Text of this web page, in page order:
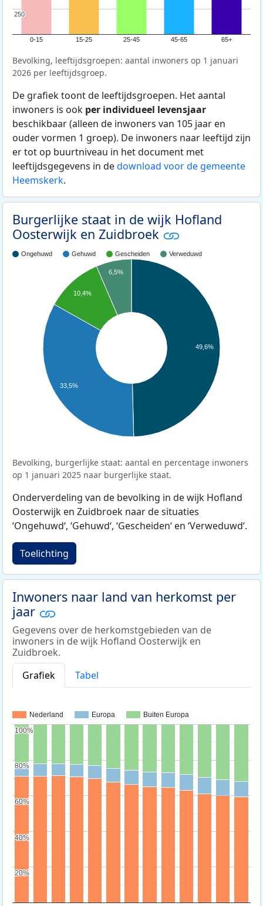
0-15 15-25 25-45 45-65 65+
250
250
Bevolking, leeftijdsgroepen: aantal inwoners op 1 januari
2026 per leeftijdsgroep.
De grafiek toont de leeftijdsgroepen. Het aantal
inwoners is ook per individueel levensjaar
beschikbaar (alleen de inwoners van 105 jaar en
ouder vormen 1 groep). De inwoners naar leeftijd zijn
er tot op buurtniveau in het document met
leeftijdsgegevens in dedownload voor de gemeente
Heemskerk.
Burgerlijke staat in de wijk Hofland
Oosterwijk en Zuidbroek
Ongehuwd Gehuwd Gescheiden Verweduwd
49,6%
6,5%
10,4%
33,5%
Bevolking, burgerlijke staat: aantal en percentage inwoners
op 1 januari 2025 naar burgerlijke staat.
Onderverdeling van de bevolking in de wijk Hofland
Oosterwijk en Zuidbroek naar de situaties
‘Ongehuwd‘, ‘Gehuwd‘, ‘Gescheiden‘ en ‘Verweduwd‘.
Toelichting
Inwoners naar land van herkomst per
jaar
Gegevens over de herkomstgebieden van de
inwoners in de wijk Hofland Oosterwijk en
Zuidbroek.
Grafiek
Tabel
Nederland Europa Buiten Europa
20%
20%
40%
40%
60%
60%
80%
80%
100%
100%